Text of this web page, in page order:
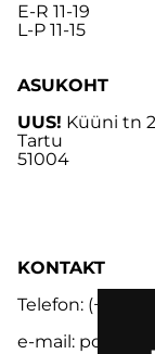
E-R 11-19
L-P 11-15
ASUKOHT
UUS! Küüni tn 2
Tartu
51004
KONTAKT
Telefon: (+372)
e-mail: